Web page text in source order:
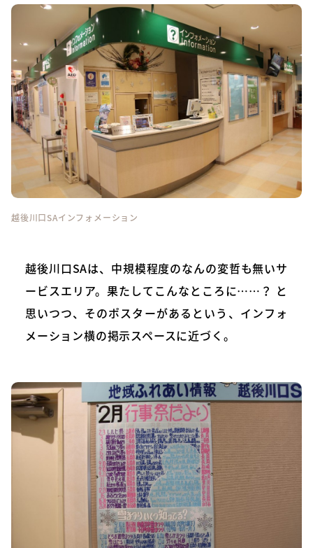
越後川口SAインフォメーション
越後川口SAは、中規模程度のなんの変哲も無いサ
ービスエリア。果たしてこんなところに……？ と
思いつつ、そのポスターがあるという、インフォ
メーション横の掲示スペースに近づく。